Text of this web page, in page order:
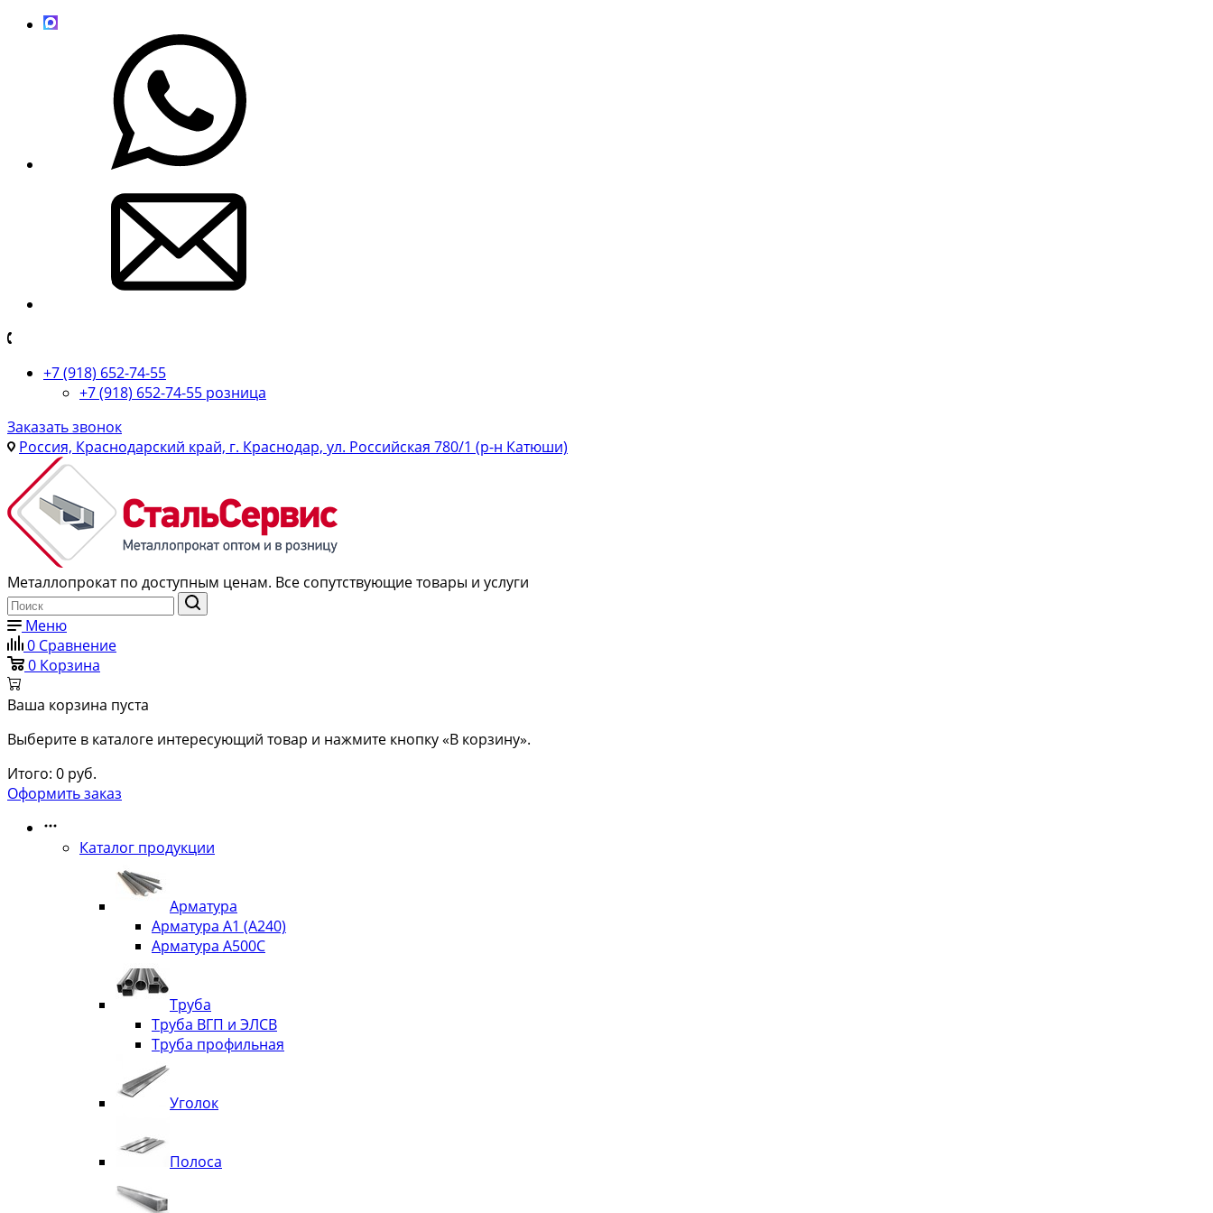
+7 (918) 652-74-55
+7 (918) 652-74-55 розница
Заказать звонок
Россия, Краснодарский край, г. Краснодар, ул. Российская 780/1 (р-н Катюши)
Металлопрокат по доступным ценам. Все сопутствующие товары и услуги
Меню
0 Сравнение
0 Корзина
Ваша корзина пуста
Выберите в каталоге интересующий товар и нажмите кнопку «В корзину».
Итого: 0 руб.
Оформить заказ
Каталог продукции
Арматура
Арматура А1 (А240)
Арматура А500С
Труба
Труба ВГП и ЭЛСВ
Труба профильная
Уголок
Полоса